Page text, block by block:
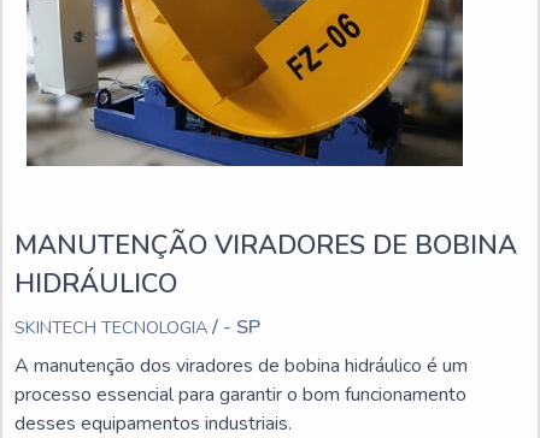
MANUTENÇÃO VIRADORES DE BOBINA
HIDRÁULICO
SKINTECH TECNOLOGIA / - SP
A manutenção dos viradores de bobina hidráulico é um
processo essencial para garantir o bom funcionamento
desses equipamentos industriais.